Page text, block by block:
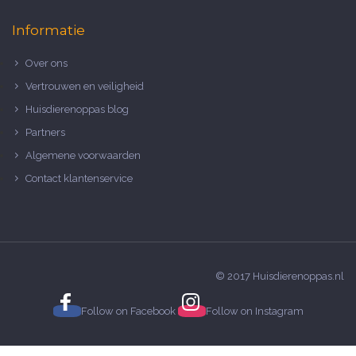
Informatie
Over ons
Vertrouwen en veiligheid
Huisdierenoppas blog
Partners
Algemene voorwaarden
Contact klantenservice
© 2017 Huisdierenoppas.nl
Follow on Facebook Follow on Instagram